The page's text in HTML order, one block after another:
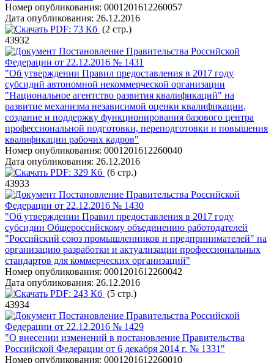
Номер опубликования: 0001201612260057
Дата опубликования: 26.12.2016
PDF: 73 Кб (2 стр.)
43932
Постановление Правительства Российской
Федерации от 22.12.2016 № 1431
"Об утверждении Правил предоставления в 2017 году
субсидий автономной некоммерческой организации
"Национальное агентство развития квалификаций" на
развитие механизма независимой оценки квалификации,
создание и поддержку функционирования базового центра
профессиональной подготовки, переподготовки и повышения
квалификации рабочих кадров"
Номер опубликования: 0001201612260040
Дата опубликования: 26.12.2016
PDF: 329 Кб (6 стр.)
43933
Постановление Правительства Российской
Федерации от 22.12.2016 № 1430
"Об утверждении Правил предоставления в 2017 году
субсидии Общероссийскому объединению работодателей
"Российский союз промышленников и предпринимателей" на
организацию разработки и актуализации профессиональных
стандартов для коммерческих организаций"
Номер опубликования: 0001201612260042
Дата опубликования: 26.12.2016
PDF: 243 Кб (5 стр.)
43934
Постановление Правительства Российской
Федерации от 22.12.2016 № 1429
"О внесении изменений в постановление Правительства
Российской Федерации от 6 декабря 2014 г. № 1331"
Номер опубликования: 0001201612260010